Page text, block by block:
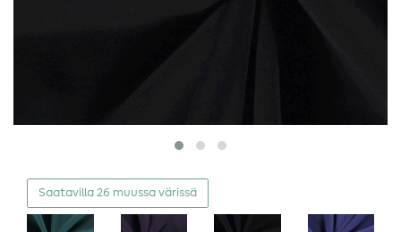
Saatavilla 26 muussa värissä